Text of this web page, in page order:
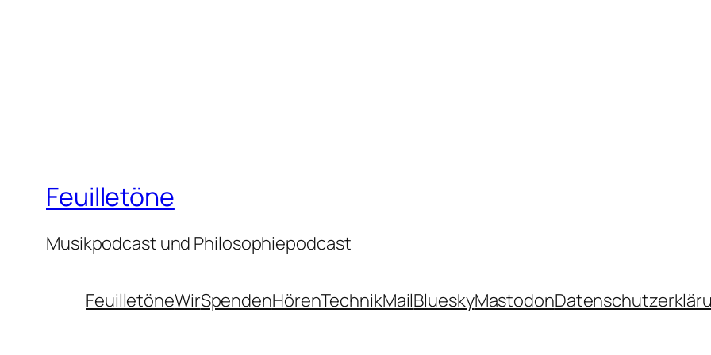
Feuilletöne
Musikpodcast und Philosophiepodcast
FeuilletöneWirSpendenHörenTechnikMailBlueskyMastodon